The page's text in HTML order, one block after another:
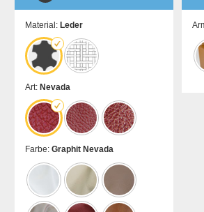
Material: Leder
Art: Nevada
Farbe: Graphit Nevada